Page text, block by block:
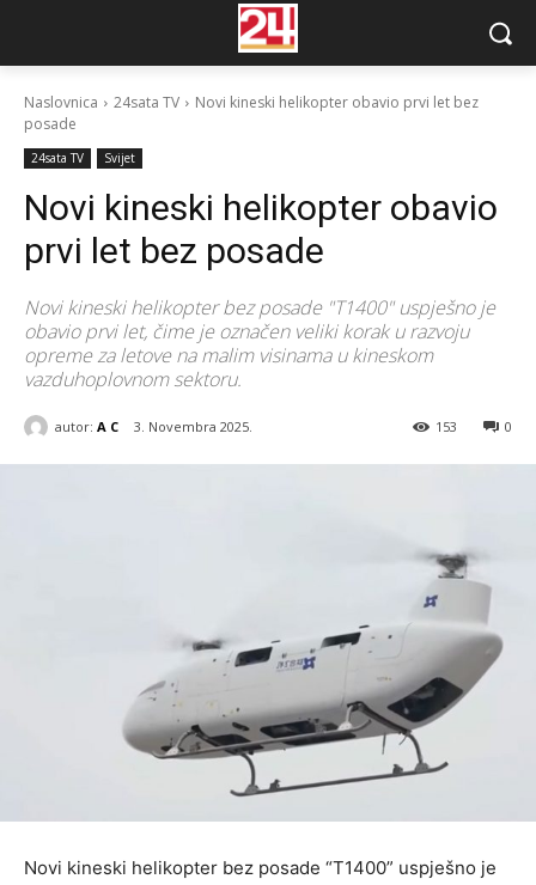
Naslovnica 24sata TV
Novi kineski helikopter obavio prvi let bez
posade
24sata TV Svijet
Novi kineski helikopter obavio
prvi let bez posade
Novi kineski helikopter bez posade "T1400" uspješno je
obavio prvi let, čime je označen veliki korak u razvoju
opreme za letove na malim visinama u kineskom
vazduhoplovnom sektoru.
autor: A C 3. Novembra 2025. 0
153
Novi kineski helikopter bez posade “T1400” uspješno je